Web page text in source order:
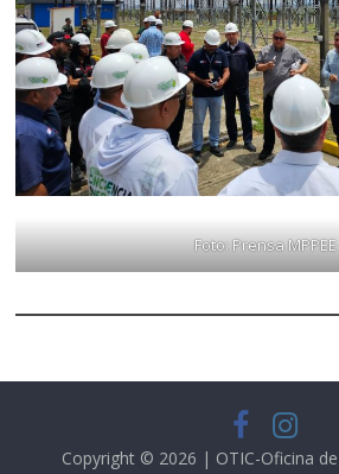
Foto: Prensa MPPEE
Copyright © 2026 | OTIC-Oficina